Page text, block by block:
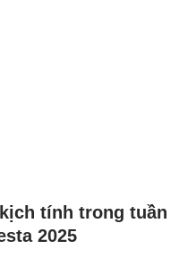
tính trong tuần
2025